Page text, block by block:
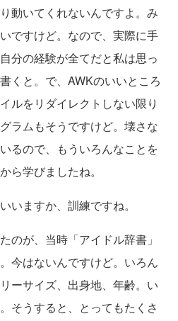
動いてくれないんですよ。み
ですけど。なので、実際に手
分の経験が全てだと私は思っ
くと。で、AWKのいいところ
ルをリダイレクトしない限り
ラムもそうですけど。壊さな
るので、もういろんなことを
ら学びましたね。
ますか、訓練ですね。
のが、当時「アイドル辞書」
今はないんですけど。いろん
ーサイズ、出身地、年齢。い
そうすると、とってもたくさ